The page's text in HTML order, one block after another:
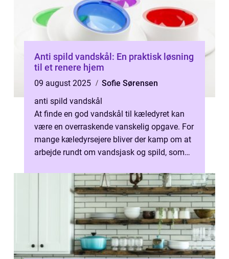
Anti spild vandskål: En praktisk løsning
til et renere hjem
09 august 2025
Sofie Sørensen
anti spild vandskål
At finde en god vandskål til kæledyret kan
være en overraskende vanskelig opgave. For
mange kæledyrsejere bliver der kamp om at
arbejde rundt om vandsjask og spild, som